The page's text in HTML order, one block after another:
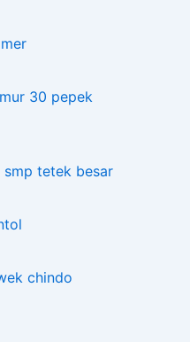
30 pepek
tetek besar
chindo